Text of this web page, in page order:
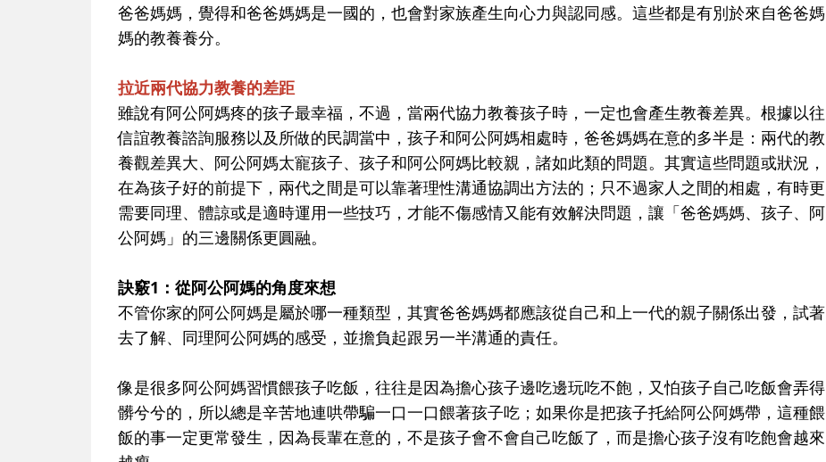
爸爸媽媽，覺得和爸爸媽媽是一國的，也會對家族產生向心力與認同感。這些都是有別於來自爸爸媽
媽的教養養分。
拉近兩代協力教養的差距
雖說有阿公阿媽疼的孩子最幸福，不過，當兩代協力教養孩子時，一定也會產生教養差異。根據以往
信誼教養諮詢服務以及所做的民調當中，孩子和阿公阿媽相處時，爸爸媽媽在意的多半是：兩代的教
養觀差異大、阿公阿媽太寵孩子、孩子和阿公阿媽比較親，諸如此類的問題。其實這些問題或狀況，
在為孩子好的前提下，兩代之間是可以靠著理性溝通協調出方法的；只不過家人之間的相處，有時更
需要同理、體諒或是適時運用一些技巧，才能不傷感情又能有效解決問題，讓「爸爸媽媽、孩子、阿
公阿媽」的三邊關係更圓融。
訣竅1：從阿公阿媽的角度來想
不管你家的阿公阿媽是屬於哪一種類型，其實爸爸媽媽都應該從自己和上一代的親子關係出發，試著
去了解、同理阿公阿媽的感受，並擔負起跟另一半溝通的責任。
像是很多阿公阿媽習慣餵孩子吃飯，往往是因為擔心孩子邊吃邊玩吃不飽，又怕孩子自己吃飯會弄得
髒兮兮的，所以總是辛苦地連哄帶騙一口一口餵著孩子吃；如果你是把孩子托給阿公阿媽帶，這種餵
飯的事一定更常發生，因為長輩在意的，不是孩子會不會自己吃飯了，而是擔心孩子沒有吃飽會越來